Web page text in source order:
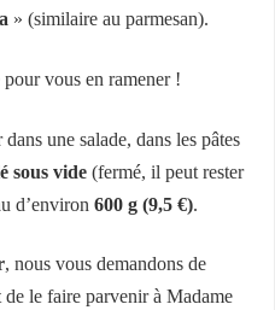
» (similaire au parmesan).
vous en ramener !
une salade, dans les pâtes
sous vide (fermé, il peut rester
d’environ600 g (9,5 €).
, nous vous demandons de
le faire parvenir à Madame